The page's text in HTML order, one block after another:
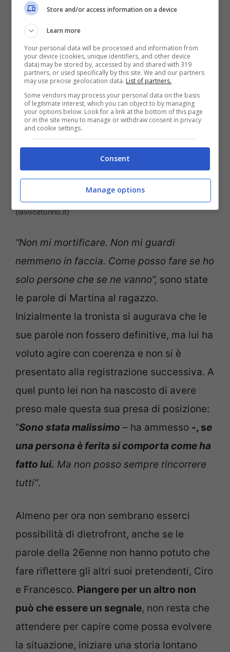
(lavocetorino.it)
“Non mi mortificare. Non mi guardi
nemmeno in faccia. Come posso fare se ho
solo persone che se ne vanno”, sono state
le parole di Martina al ragazzo.
Inizialmente la tronista si augurava che le
sue parole non fossero definitive, ma lui ha
voluto agire con coerenza e non si è
presentato alla registrazione successiva. A
quel punto lei non ha nascosto di avere
preso male questa sua presa di posizione:
“Sono stata malissimo – ha ammesso -, se
una persona è ferita si comporta come ha
fatto lui. Ma non posso sempre rincorrere
tutti”.
Almeno per ora non sembrano esserci
possibilità di dietrofront, anche se le
parole della 26enne non hanno potuto che
fare riflettere gli altri suoi pretendenti, Ciro
e Francesco. Piangere per un altro non
può che essere un segnale, non resta che
attendere per capire come possa evolvere
la situazione, iniziare una storia lontano
Store and/or access information on a device
Learn more
Your personal data will be processed and information from
your device (cookies, unique identifiers, and other device
data) may be stored by, accessed by and shared with 319
partners, or used specifically by this site. We and our partners
may use precise geolocation data. List of partners.
Some vendors may process your personal data on the basis
of legitimate interest, which you can object to by managing
your options below. Look for a link at the bottom of this page
or in the site menu to manage or withdraw consent in privacy
and cookie settings.
Consent
Manage options